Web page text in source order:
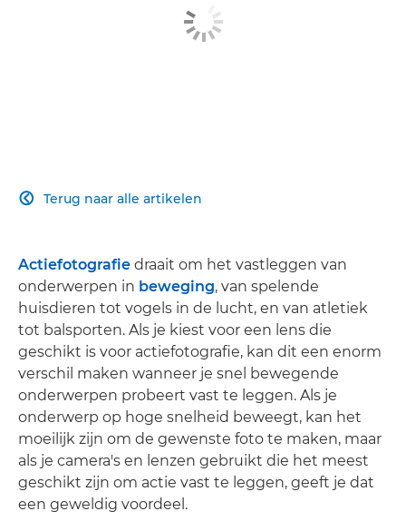
Terug naar alle artikelen

Actiefotografie draait om het vastleggen van
onderwerpen in beweging, van spelende
huisdieren tot vogels in de lucht, en van atletiek
tot balsporten. Als je kiest voor een lens die
geschikt is voor actiefotografie, kan dit een enorm
verschil maken wanneer je snel bewegende
onderwerpen probeert vast te leggen. Als je
onderwerp op hoge snelheid beweegt, kan het
moeilijk zijn om de gewenste foto te maken, maar
als je camera's en lenzen gebruikt die het meest
geschikt zijn om actie vast te leggen, geeft je dat
een geweldig voordeel.